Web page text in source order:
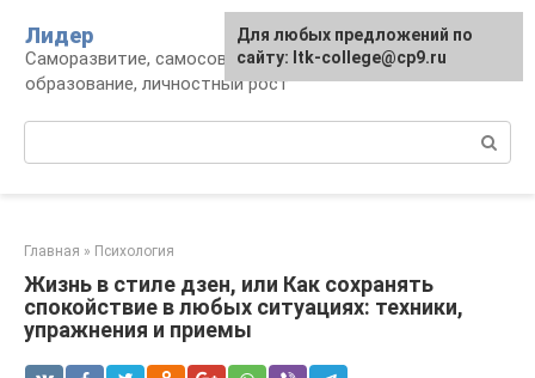
контенту
Лидер
Саморазвитие, самосовершенствование,
образование, личностный рост
Главная » Психология
Жизнь в стиле дзен, или Как сохранять
спокойствие в любых ситуациях: техники,
упражнения и приемы
Для любых предложений по
сайту: ltk-college@cp9.ru